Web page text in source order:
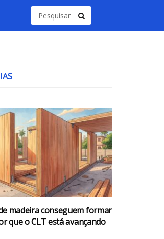
madeira conseguem formar
que o CLT está avançando